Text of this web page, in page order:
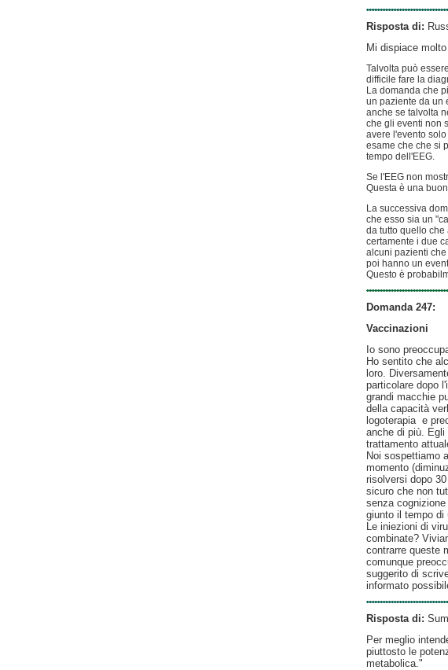
Risposta di:
Mi dispiace
Talvolta può
difficile fare la
La domanda che
un paziente da un
anche se talvolta
che gli eventi non
avere l'evento
esame che che si
tempo dell'EEG.
Se l'EEG non
Questa è una
La successiva
che esso sia un
da tutto quello
certamente i due
alcuni pazienti
poi hanno un
Questo è
Domanda 247:
Vaccinazioni
Io sono
Ho sentito che
loro.
particolare dopo
grandi macchie
della capacità
logoterapia e
anche di più. Egli
trattamento
Noi sospettiamo
momento
risolversi dopo
sicuro che non
senza
giunto il tempo di
Le iniezioni di
combinate?
contrarre queste
comunque
suggerito di
informato
Risposta di:
Per meglio
piuttosto le
metabolica."